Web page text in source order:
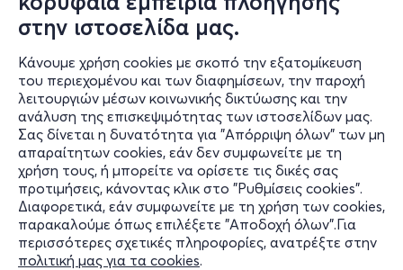
στην ιστοσελίδα μας.
Κάνουμε χρήση cookies με σκοπό την εξατομίκευση
του περιεχομένου και των διαφημίσεων, την παροχή
λειτουργιών μέσων κοινωνικής δικτύωσης και την
ανάλυση της επισκεψιμότητας των ιστοσελίδων μας.
Σας δίνεται η δυνατότητα για "Απόρριψη όλων" των μη
απαραίτητων cookies, εάν δεν συμφωνείτε με τη
χρήση τους, ή μπορείτε να ορίσετε τις δικές σας
προτιμήσεις, κάνοντας κλικ στο "Ρυθμίσεις cookies".
Διαφορετικά, εάν συμφωνείτε με τη χρήση των cookies,
παρακαλούμε όπως επιλέξετε "Αποδοχή όλων".Για
περισσότερες σχετικές πληροφορίες, ανατρέξτε στην
πολιτική μας για τα cookies.
αποδίδοντας στο ΑΙ μια οικεία, σχεδόν ανθρώπινη
υπόσταση. Εν τέλει, το μοντέλο αρχίζει να διατυπώνει
φανταστούμε σε μια, περισσότερο ή λιγότερο, πιθανή
εκδοχή του επερχόμενου Αύριο.
Πληροφορίες
Υποστήριξη
Stay Connected